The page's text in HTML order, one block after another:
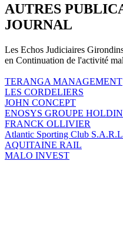
AUTRES
JOURNAL
Les Echos Judiciaires
en Continuation de l'activité
TERANGA MANAGEMENT
LES CORDELIERS
JOHN CONCEPT
ENOSYS GROUPE
FRANCK OLLIVIER
Atlantic Sporting Club
AQUITAINE RAIL
MALO INVEST